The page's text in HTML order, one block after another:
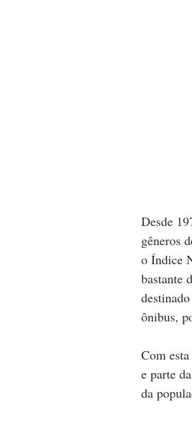
Desde
gêneros
o Índice
bastante
ônibus,
Com
e parte
da